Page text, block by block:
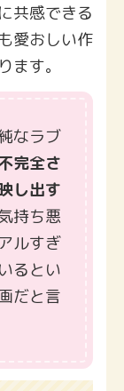
共感できる
愛おしい作
ます。
なラブ
完全さ
し出す
持ち悪
ルすぎ
るとい
だと言